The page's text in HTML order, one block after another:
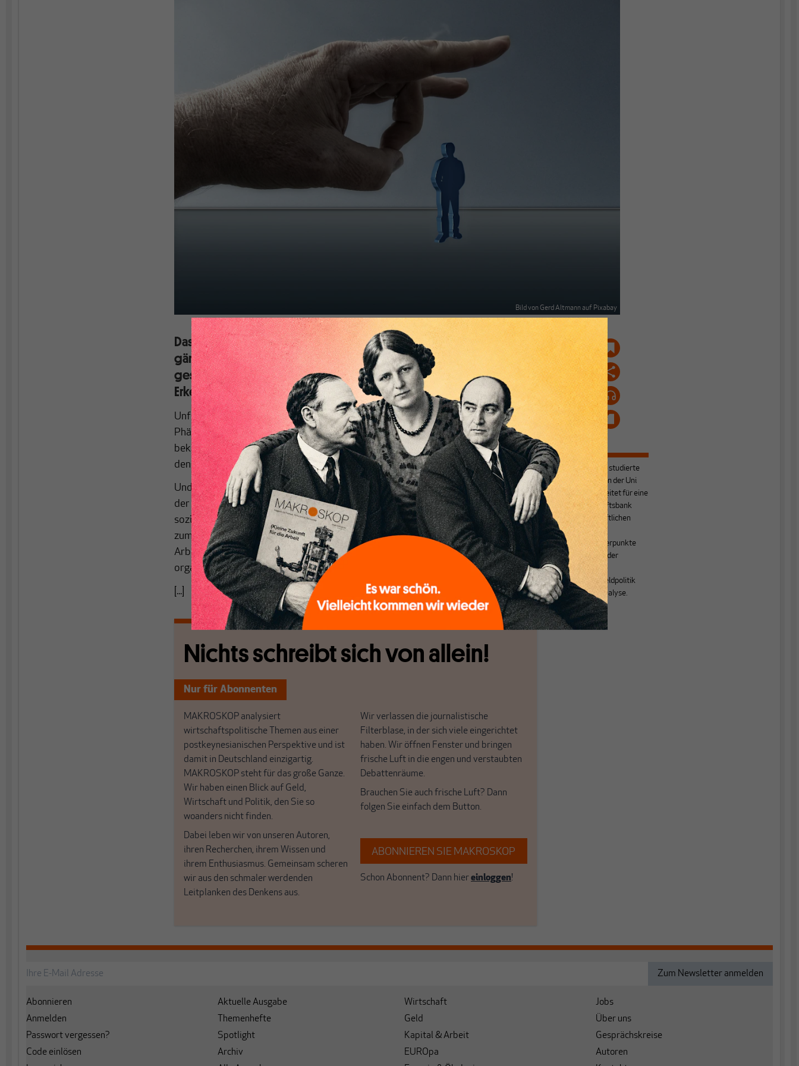
Bild von Gerd Altmann auf Pixabay
Das Auftreten von unfreiwilliger Arbeitslosigkeit kann mit den heute
gängigen Ansätzen weder erklärt noch verhindert werden. Eine
gesamtwirtschaftliche Ursachenanalyse führt nicht nur zu anderen
Erkenntnissen, sondern weist auch auf eine grundsätzliche Lösung.
Unfreiwillige Arbeitslosigkeit ist ein bemerkenswertes gesellschaftliches
Phänomen. Die Betroffenen wollen Sie nicht, die Politik versucht, sie zu
bekämpfen und dennoch tritt sie auf. Sie ist ökonomisch ineffizient und reduziert
den gesellschaftlichen Wohlstand.
Und das, obwohl Arbeitmöglichkeiten doch alles andere als knapp sind. Sei es in
der Privatwirtschaft, bei der Erhaltung und Herstellung öffentlicher Güter,
sozialen Dienstleistungen oder innovativen Tätigkeiten – denkbare Alternativen
zum unfreiwilligen Nichtstun sind reichlich vorhanden. Dennoch bricht die
Arbeitslosigkeit immer wieder geradezu schicksalhaft über kapitalistisch
organisierte Gesellschaften herein.
[...]
Nichts schreibt sich von allein!
Nur für Abonnenten
MAKROSKOP analysiert
wirtschaftspolitische Themen aus einer
postkeynesianischen Perspektive und ist
damit in Deutschland einzigartig.
MAKROSKOP steht für das große Ganze.
Wir haben einen Blick auf Geld,
Wirtschaft und Politik, den Sie so
woanders nicht finden.
Dabei leben wir von unseren Autoren,
ihren Recherchen, ihrem Wissen und
ihrem Enthusiasmus. Gemeinsam scheren
wir aus den schmaler werdenden
Leitplanken des Denkens aus.
Wir verlassen die journalistische
Filterblase, in der sich viele eingerichtet
haben. Wir öffnen Fenster und bringen
frische Luft in die engen und verstaubten
Debattenräume.
Brauchen Sie auch frische Luft? Dann
folgen Sie einfach dem Button.
ABONNIEREN SIE MAKROSKOP
Schon Abonnent? Dann hiereinloggen!
Daniel Baumannstudierte
Volkswirtschaft an der Uni
Potsdam und arbeitet für eine
deutsche Geschäftsbank
im volkswirtschaftlichen
Research. Seine
Forschungsschwerpunkte
liegen im Bereich der
Alterssicherung,
Finanzmärkte, Geldpolitik
und Konjunkturanalyse.
Abonnieren
Anmelden
Passwort vergessen?
Code einlösen
Aktuelle Ausgabe
Themenhefte
Spotlight
Archiv
Wirtschaft
Geld
Kapital & Arbeit
EUROpa
Jobs
Über uns
Gesprächskreise
Autoren